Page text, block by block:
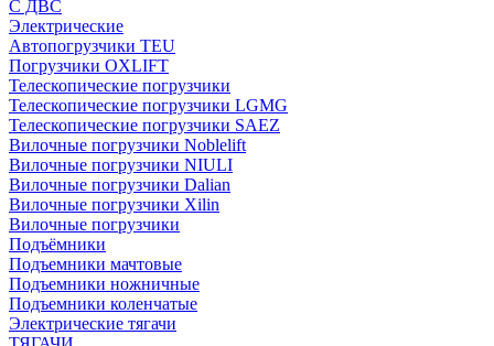
С ДВС
Электрические
Автопогрузчики TEU
Погрузчики OXLIFT
Телескопические погрузчики
Телескопические погрузчики LGMG
Телескопические погрузчики SAEZ
Вилочные погрузчики Noblelift
Вилочные погрузчики NIULI
Вилочные погрузчики Dalian
Вилочные погрузчики Xilin
Вилочные погрузчики
Подъёмники
Подъемники мачтовые
Подъемники ножничные
Подъемники коленчатые
Электрические тягачи